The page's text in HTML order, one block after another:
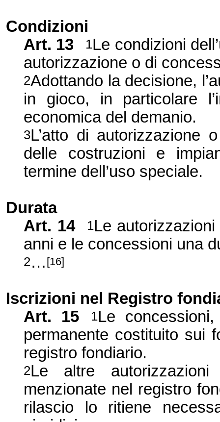
Condizioni
Art. 13
1Le condizioni
autorizzazione o di
2Adottando la decisione,
in gioco, in particolare
economica del demanio.
3L’atto di autorizzazione
delle costruzioni e
termine dell’uso speciale.
Durata
Art. 14
1Le
anni e le concessioni una
2… [16]
Iscrizioni nel Registro
Art. 15
1Le
permanente costituito sui
registro fondiario.
2Le altre
menzionate nel registro
rilascio lo ritiene